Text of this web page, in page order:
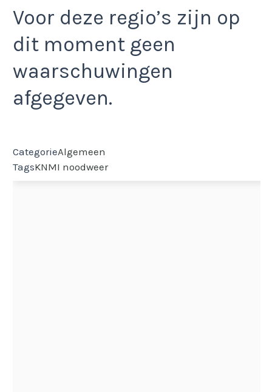
Voor deze regio’s zijn op
dit moment geen
waarschuwingen
afgegeven.
CategorieAlgemeen
TagsKNMI noodweer